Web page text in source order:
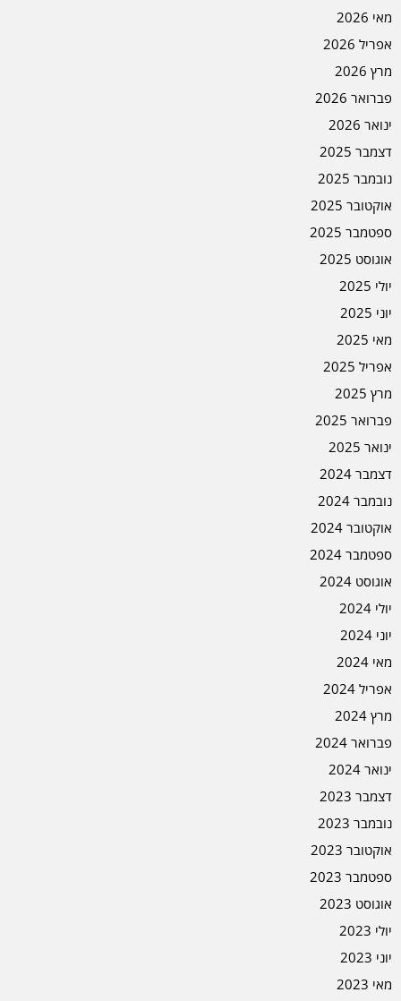
מאי 2026
אפריל 2026
מרץ 2026
פברואר 2026
ינואר 2026
דצמבר 2025
נובמבר 2025
אוקטובר 2025
ספטמבר 2025
אוגוסט 2025
יולי 2025
יוני 2025
מאי 2025
אפריל 2025
מרץ 2025
פברואר 2025
ינואר 2025
דצמבר 2024
נובמבר 2024
אוקטובר 2024
ספטמבר 2024
אוגוסט 2024
יולי 2024
יוני 2024
מאי 2024
אפריל 2024
מרץ 2024
פברואר 2024
ינואר 2024
דצמבר 2023
נובמבר 2023
אוקטובר 2023
ספטמבר 2023
אוגוסט 2023
יולי 2023
יוני 2023
מאי 2023